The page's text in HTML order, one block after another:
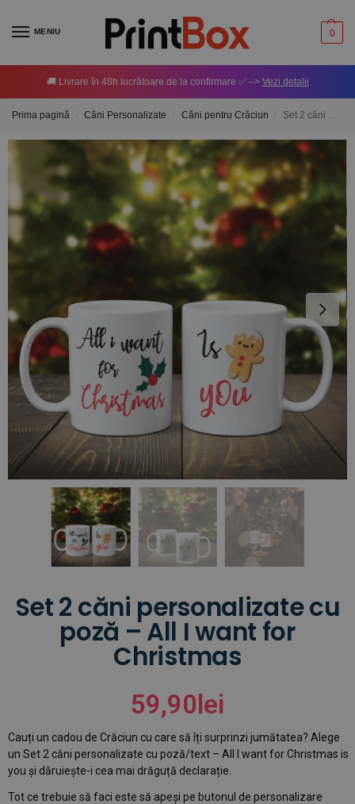
MENIU 0
🚚 Livrare în 48h lucrătoare de la confirmare ✅ –> Vezi detalii
Prima pagină Căni Personalizate Căni pentru Crăciun Set 2 căni personalizate cu poză – All I want for Christmas
Set 2 căni personalizate cu
poză – All I want for
Christmas
59,90lei
Cauți un cadou de Crăciun cu care să îți surprinzi jumătatea? Alege
un Set 2 căni personalizate cu poză/text – All I want for Christmas is
you și dăruiește-i cea mai drăguță declarație.
Tot ce trebuie să faci este să apeși pe butonul de personalizare